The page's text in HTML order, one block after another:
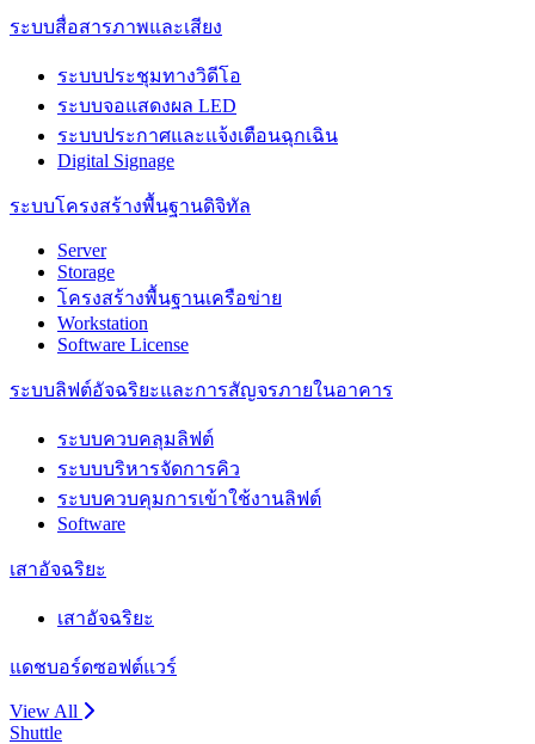
ระบบสื่อสารภาพและเสียง
ระบบประชุมทางวิดีโอ
ระบบจอแสดงผล LED
ระบบประกาศและแจ้งเตือนฉุกเฉิน
Digital Signage
ระบบโครงสร้างพื้นฐานดิจิทัล
Server
Storage
โครงสร้างพื้นฐานเครือข่าย
Workstation
Software License
ระบบลิฟต์อัจฉริยะและการสัญจรภายในอาคาร
ระบบควบคลุมลิฟต์
ระบบบริหารจัดการคิว
ระบบควบคุมการเข้าใช้งานลิฟต์
Software
เสาอัจฉริยะ
เสาอัจฉริยะ
แดชบอร์ดซอฟต์แวร์
View All
Shuttle